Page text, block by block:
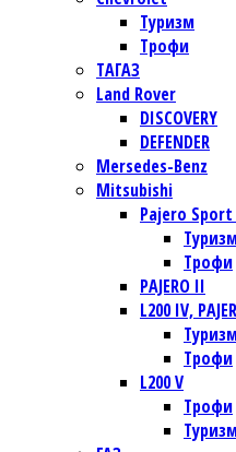
Туризм
Трофи
TАГАЗ
Land Rover
DISCOVERY
DEFENDER
Mersedes-Benz
Mitsubishi
Pajero
Трофи
PAJERO II
L200 IV,
Трофи
L200 V
Трофи